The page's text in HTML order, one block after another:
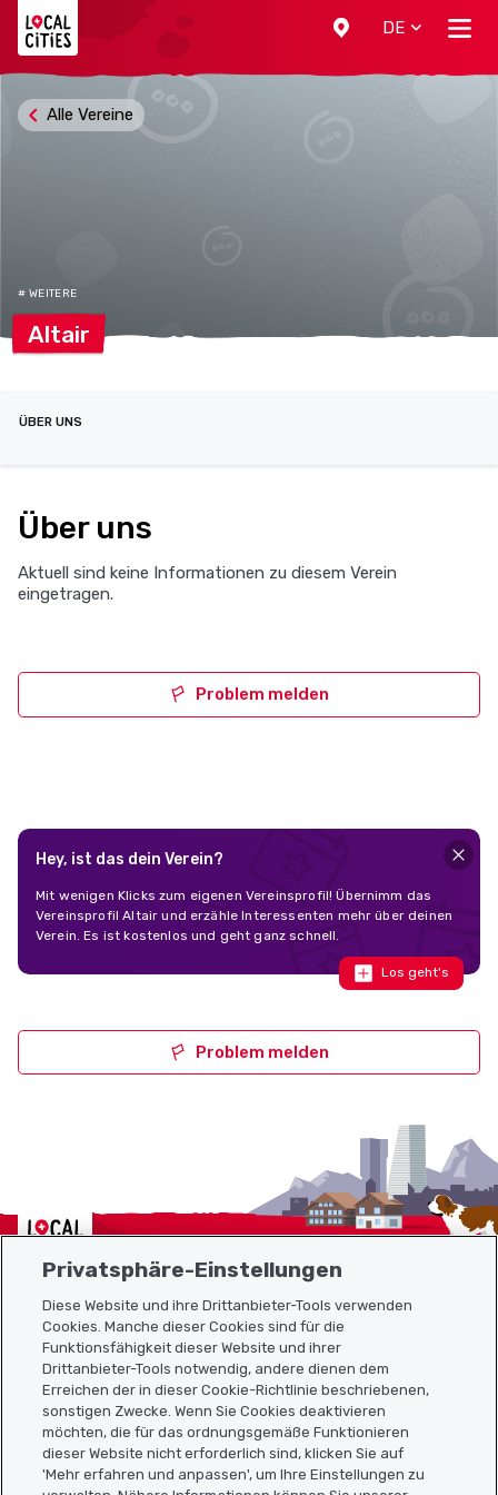
DE
# WEITERE
Altair
Alle Vereine
ÜBER UNS
Über uns
Aktuell sind keine Informationen zu diesem Verein
eingetragen.
Problem melden
Hey, ist das dein Verein?
Mit wenigen Klicks zum eigenen Vereinsprofil! Übernimm das
Vereinsprofil Altair und erzähle Interessenten mehr über deinen
Verein. Es ist kostenlos und geht ganz schnell.
Los geht's
Problem melden
Localcities
Sitemap
Nützliche Links
Localcities App herunterladen
Privatsphäre-Einstellungen
Diese Website und ihre Drittanbieter-Tools verwenden
Cookies. Manche dieser Cookies sind für die
Funktionsfähigkeit dieser Website und ihrer
Drittanbieter-Tools notwendig, andere dienen dem
Erreichen der in dieser Cookie-Richtlinie beschriebenen,
sonstigen Zwecke. Wenn Sie Cookies deaktivieren
möchten, die für das ordnungsgemäße Funktionieren
dieser Website nicht erforderlich sind, klicken Sie auf
'Mehr erfahren und anpassen', um Ihre Einstellungen zu